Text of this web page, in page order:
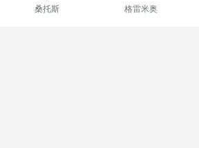
桑托斯 格雷米奥